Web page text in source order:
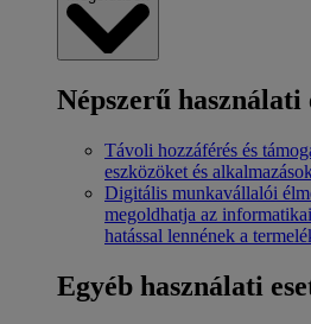
Népszerű használati
Távoli hozzáférés és
eszközöket és
Digitális munkavállalói
megoldhatja az
hatással lennének a
Egyéb használati